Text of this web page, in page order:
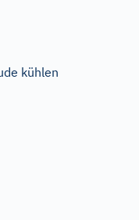
kühlen